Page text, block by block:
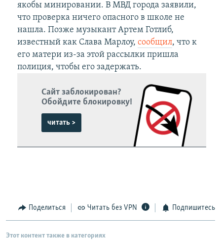
якобы минировании. В МВД города заявили,
что проверка ничего опасного в школе не
нашла. Позже музыкант Артем Готлиб,
известный как Слава Марлоу, сообщил, что к
его матери из-за этой рассылки пришла
полиция, чтобы его задержать.
Сайт заблокирован?
Обойдите блокировку!
читать >
Поделиться Читать без VPN Подпишитесь
Этот контент также в категориях